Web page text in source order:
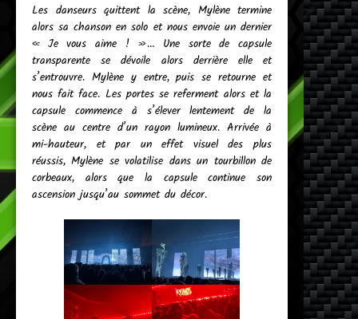
Les danseurs quittent la scène, Mylène termine
alors sa chanson en solo et nous envoie un dernier
« Je vous aime ! »… Une sorte de capsule
transparente se dévoile alors derrière elle et
s’entrouvre. Mylène y entre, puis se retourne et
nous fait face. Les portes se referment alors et la
capsule commence à s’élever lentement de la
scène au centre d’un rayon lumineux. Arrivée à
mi-hauteur, et par un effet visuel des plus
réussis, Mylène se volatilise dans un tourbillon de
corbeaux, alors que la capsule continue son
ascension jusqu’au sommet du décor.